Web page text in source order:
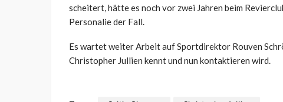
scheitert, hätte es noch vor zwei Jahren beim
Personalie der Fall.
Es wartet weiter Arbeit auf Sportdirektor Rouven
Christopher Jullien kennt und nun kontaktieren wird.